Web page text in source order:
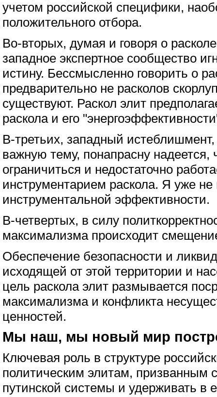
учетом российской специфики,
положительного отбора.
Во-вторых, думая и говоря о
западное экспертное сообщество
истину. Бессмысленно говорить о
предварительно не расколов
существуют. Раскол элит
раскола и его
В-третьих, западный истеблишмент,
важную тему, понапрасну надеется,
ограничиться и недостаточно
инструментарием раскола. Я уже не
инструментальной эффективности.
В-четвертых, в силу
максимализма происходит
Обеспечение безопасности и
исходящей от этой территории и
цель раскола элит размывается
максимализма и конфликта
ценностей.
Мы наш, мы новый мир
Ключевая роль в структуре
политическим элитам, призванным
путинской системы и удерживать в